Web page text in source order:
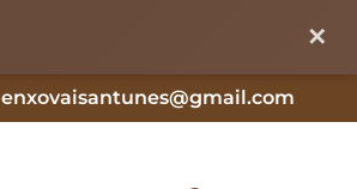
✕
enxovaisantunes@gmail.com